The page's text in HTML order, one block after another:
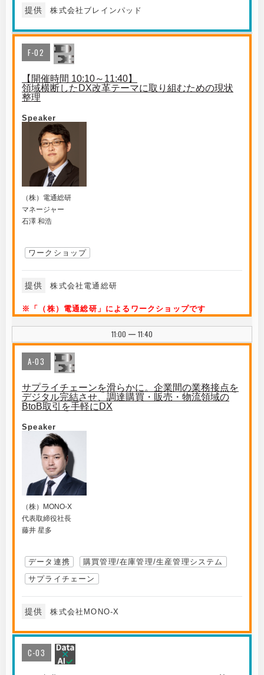
提供 株式会社ブレインパッド
F-02
【開催時間 10:10～11:40】
領域横断したDX改革テーマに取り組むための現状
整理
Speaker
（株）電通総研
マネージャー
石澤 和浩
ワークショップ
提供 株式会社電通総研
※「（株）電通総研」によるワークショップです
11:00 | 11:40
A-03
サプライチェーンを滑らかに。企業間の業務接点を
デジタル完結させ、調達購買・販売・物流領域の
BtoB取引を手軽にDX
Speaker
（株）MONO-X
代表取締役社長
藤井 星多
データ連携
購買管理/在庫管理/生産管理システム
サプライチェーン
提供 株式会社MONO-X
C-03